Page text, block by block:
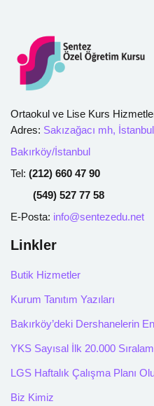
İlk 20.000
İçin Stratejilerimiz
Ortaokul ve Lise Kurs
Adres: Sakızağacı mh,
Bakırköy/İstanbul
Tel: (212) 660 47 90
(549) 527 77 58
E-Posta: info@sentezedu.net
Linkler
Butik Hizmetler
Kurum Tanıtım Yazıları
Bakırköy’deki Dershanelerin
YKS Sayısal İlk 20.000
LGS Haftalık Çalışma Planı
Biz Kimiz